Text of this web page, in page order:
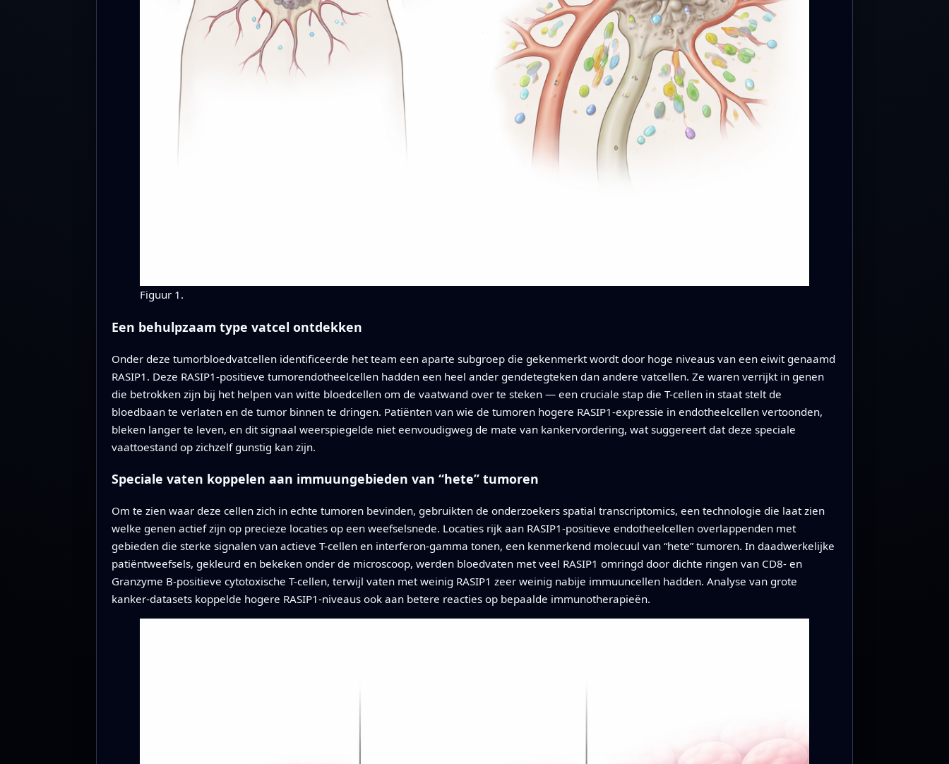
Figuur 1.
Een behulpzaam type vatcel ontdekken
Onder deze tumorbloedvatcellen identificeerde het team een aparte subgroep die gekenmerkt wordt door hoge niveaus van een eiwit genaamd
RASIP1. Deze RASIP1-positieve tumorendotheelcellen hadden een heel ander gendetegteken dan andere vatcellen. Ze waren verrijkt in genen
die betrokken zijn bij het helpen van witte bloedcellen om de vaatwand over te steken — een cruciale stap die T-cellen in staat stelt de
bloedbaan te verlaten en de tumor binnen te dringen. Patiënten van wie de tumoren hogere RASIP1-expressie in endotheelcellen vertoonden,
bleken langer te leven, en dit signaal weerspiegelde niet eenvoudigweg de mate van kankervordering, wat suggereert dat deze speciale
vaattoestand op zichzelf gunstig kan zijn.
Speciale vaten koppelen aan immuungebieden van “hete” tumoren
Om te zien waar deze cellen zich in echte tumoren bevinden, gebruikten de onderzoekers spatial transcriptomics, een technologie die laat zien
welke genen actief zijn op precieze locaties op een weefselsnede. Locaties rijk aan RASIP1-positieve endotheelcellen overlappenden met
gebieden die sterke signalen van actieve T-cellen en interferon-gamma tonen, een kenmerkend molecuul van “hete” tumoren. In daadwerkelijke
patiëntweefsels, gekleurd en bekeken onder de microscoop, werden bloedvaten met veel RASIP1 omringd door dichte ringen van CD8- en
Granzyme B-positieve cytotoxische T-cellen, terwijl vaten met weinig RASIP1 zeer weinig nabije immuuncellen hadden. Analyse van grote
kanker-datasets koppelde hogere RASIP1-niveaus ook aan betere reacties op bepaalde immunotherapieën.